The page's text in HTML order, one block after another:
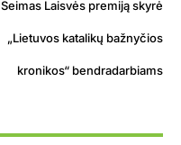
Seimas Laisvės premiją skyrė
„Lietuvos katalikų bažnyčios
kronikos“ bendradarbiams